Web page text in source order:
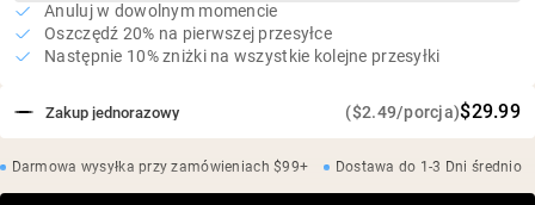
Zakup jednorazowy ($2.49/porcja)$29.99
Anuluj w dowolnym momencie
Oszczędź 20% na pierwszej przesyłce
Następnie 10% zniżki na wszystkie kolejne przesyłki
Darmowa wysyłka przy zamówieniach $99+ Dostawa do 1-3 Dni średnio